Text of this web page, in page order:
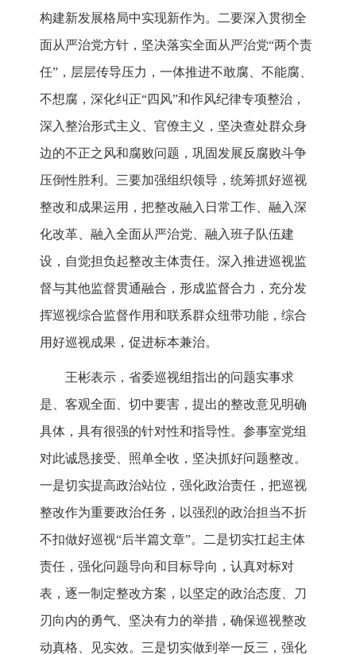
构建新发展格局中实现新作为。二要深入贯彻全
面从严治党方针，坚决落实全面从严治党“两个责
任”，层层传导压力，一体推进不敢腐、不能腐、
不想腐，深化纠正“四风”和作风纪律专项整治，
深入整治形式主义、官僚主义，坚决查处群众身
边的不正之风和腐败问题，巩固发展反腐败斗争
压倒性胜利。三要加强组织领导，统筹抓好巡视
整改和成果运用，把整改融入日常工作、融入深
化改革、融入全面从严治党、融入班子队伍建
设，自觉担负起整改主体责任。深入推进巡视监
督与其他监督贯通融合，形成监督合力，充分发
挥巡视综合监督作用和联系群众纽带功能，综合
用好巡视成果，促进标本兼治。
王彬表示，省委巡视组指出的问题实事求
是、客观全面、切中要害，提出的整改意见明确
具体，具有很强的针对性和指导性。参事室党组
对此诚恳接受、照单全收，坚决抓好问题整改。
一是切实提高政治站位，强化政治责任，把巡视
整改作为重要政治任务，以强烈的政治担当不折
不扣做好巡视“后半篇文章”。二是切实扛起主体
责任，强化问题导向和目标导向，认真对标对
表，逐一制定整改方案，以坚定的政治态度、刀
刃向内的勇气、坚决有力的举措，确保巡视整改
动真格、见实效。三是切实做到举一反三，强化